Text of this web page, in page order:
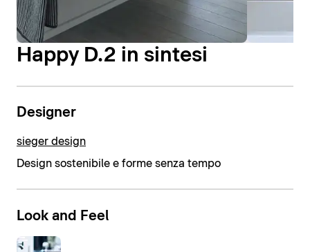
Happy D.2 in sintesi
Designer
sieger design
Design sostenibile e forme senza tempo
Look and Feel